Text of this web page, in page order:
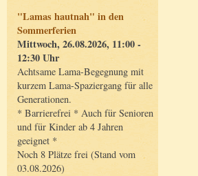
"Lamas hautnah" in den
Sommerferien
Mittwoch, 26.08.2026, 11:00 -
12:30 Uhr
Achtsame Lama-Begegnung mit
kurzem Lama-Spaziergang für alle
Generationen.
* Barrierefrei * Auch für Senioren
und für Kinder ab 4 Jahren
geeignet *
Noch 8 Plätze frei (Stand vom
03.08.2026)